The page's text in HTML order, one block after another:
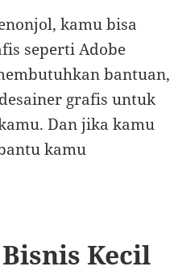
kamu bisa
seperti Adobe
bantuan,
grafis untuk
Dan jika kamu
kamu
Kecil